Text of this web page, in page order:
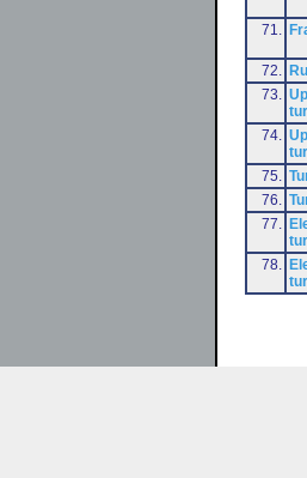
71.
72.
73.
74.
75.
76.
77.
78.